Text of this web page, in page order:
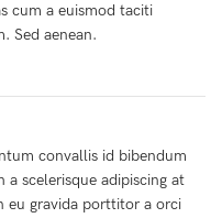
cum a euismod taciti
Sed aenean.
convallis id bibendum
a scelerisque adipiscing at
eu gravida porttitor a orci